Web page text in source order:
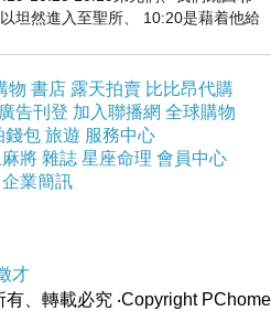
禮盒(原味肉鬆+海苔肉
萄籽油組
件組〈10菜2湯〉
葵花油(1.58L) 6罐組
坦然進入至聖所、 10:20是藉着他給
又新又活的路從幔子經過
物 書店 露天拍賣 比比昂代購
廣告刊登 加入聯播網 全球購物
錢包 旅遊 服務中心
將 雜誌 星座命理 會員中心
企業簡訊
才
有、轉載必究 ‧Copyright PChome